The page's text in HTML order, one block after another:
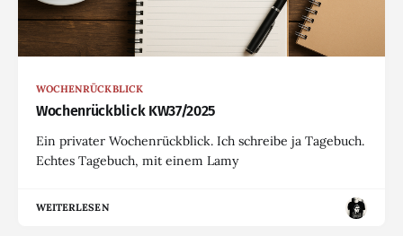
WOCHENRÜCKBLICK
Wochenrückblick KW37/2025
Ein privater Wochenrückblick. Ich schreibe ja Tagebuch.
Echtes Tagebuch, mit einem Lamy
WEITERLESEN